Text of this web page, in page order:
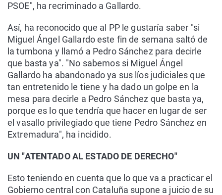
PSOE", ha recriminado a Gallardo.
Así, ha reconocido que al PP le gustaría saber "si
Miguel Ángel Gallardo este fin de semana saltó de
la tumbona y llamó a Pedro Sánchez para decirle
que basta ya". "No sabemos si Miguel Ángel
Gallardo ha abandonado ya sus líos judiciales que
tan entretenido le tiene y ha dado un golpe en la
mesa para decirle a Pedro Sánchez que basta ya,
porque es lo que tendría que hacer en lugar de ser
el vasallo privilegiado que tiene Pedro Sánchez en
Extremadura", ha incidido.
UN "ATENTADO AL ESTADO DE DERECHO"
Esto teniendo en cuenta que lo que va a practicar el
Gobierno central con Cataluña supone a juicio de su